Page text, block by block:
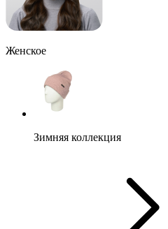
Женское
Зимняя коллекция